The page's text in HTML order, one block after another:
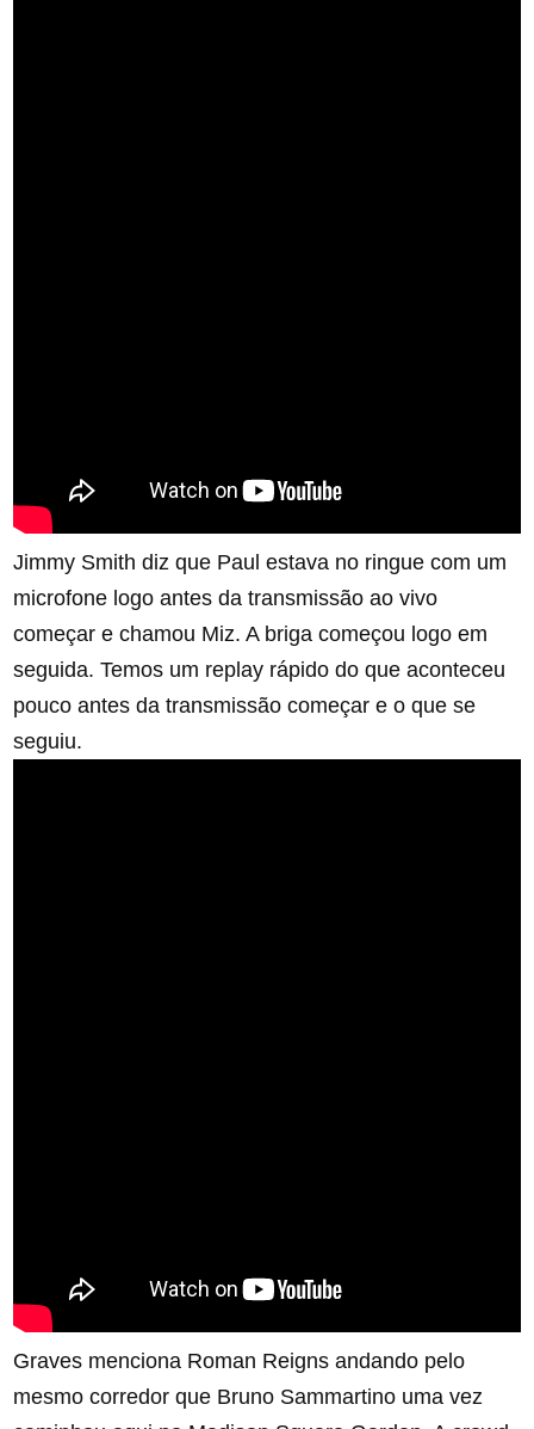
Jimmy Smith diz que Paul estava no ringue com um
microfone logo antes da transmissão ao vivo
começar e chamou Miz. A briga começou logo em
seguida. Temos um replay rápido do que aconteceu
pouco antes da transmissão começar e o que se
seguiu.
Graves menciona Roman Reigns andando pelo
mesmo corredor que Bruno Sammartino uma vez